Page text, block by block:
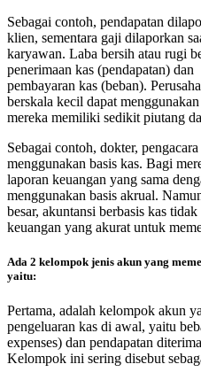
Sebagai contoh, pendapatan
klien, sementara gaji dilaporkan
karyawan. Laba bersih atau rugi
penerimaan kas (pendapatan) dan
pembayaran kas (beban).
berskala kecil dapat
mereka memiliki sedikit piutang
Sebagai contoh, dokter,
menggunakan basis kas. Bagi
laporan keuangan yang sama
menggunakan basis akrual.
besar, akuntansi berbasis kas
keuangan yang akurat untuk
Ada 2 kelompok jenis akun yang
yaitu:
Pertama, adalah kelompok akun
pengeluaran kas di awal, yaitu
expenses) dan pendapatan
Kelompok ini sering disebut